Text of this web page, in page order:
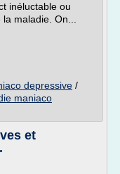
inéluctable ou
maladie. On...
depressive /
maniaco
et